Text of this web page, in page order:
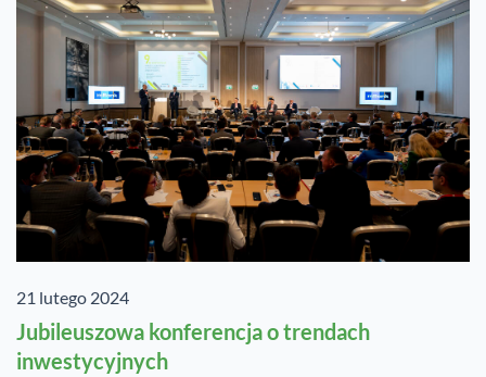
21 lutego 2024
Jubileuszowa konferencja o trendach
inwestycyjnych